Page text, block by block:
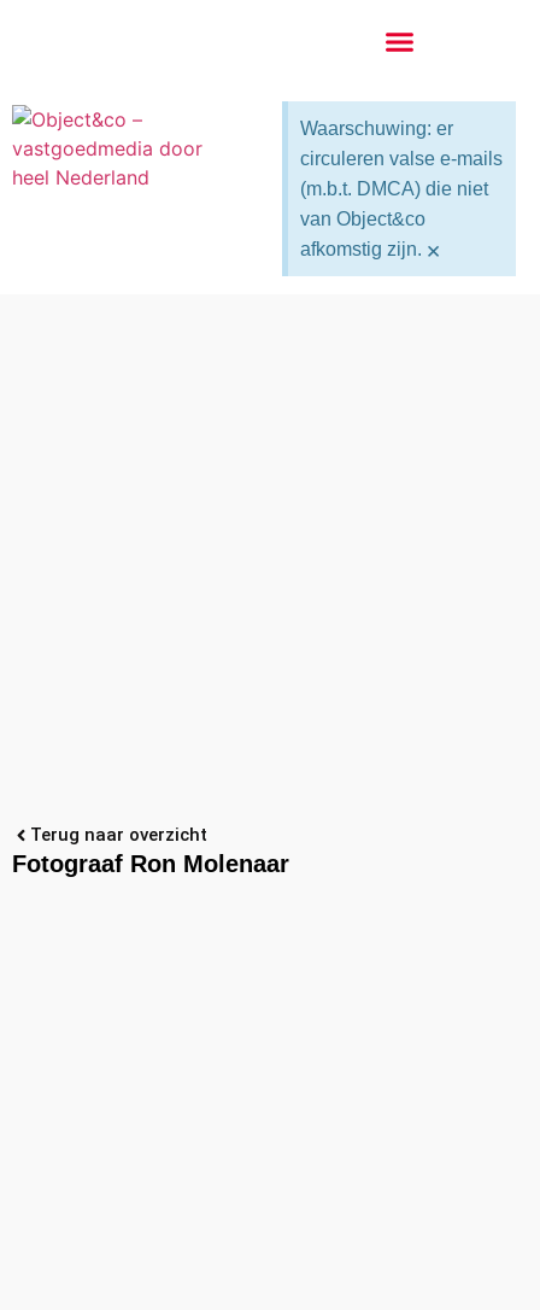
Waarschuwing: er
circuleren valse e-mails
(m.b.t. DMCA) die niet
van Object&co
afkomstig zijn. ×
Terug naar overzicht
Fotograaf Ron Molenaar